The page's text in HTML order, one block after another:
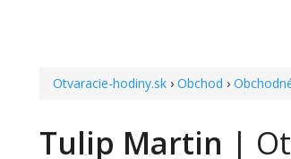
Otvaracie-hodiny.sk ›Obchod ›
Tulip Martin |